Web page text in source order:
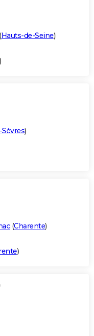
Hauts-de-Seine)
)
)
(Charente)
)